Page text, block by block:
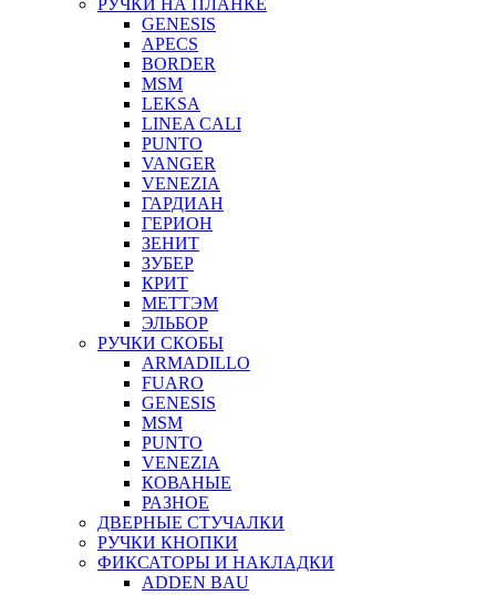
GENESIS
APECS
BORDER
MSM
LEKSA
LINEA CALI
PUNTO
VANGER
VENEZIA
ГАРДИАН
ГЕРИОН
ЗЕНИТ
ЗУБЕР
КРИТ
МЕТТЭМ
ЭЛЬБОР
РУЧКИ СКОБЫ
ARMADILLO
FUARO
GENESIS
MSM
PUNTO
VENEZIA
КОВАНЫЕ
РАЗНОЕ
ДВЕРНЫЕ СТУЧАЛКИ
РУЧКИ КНОПКИ
ФИКСАТОРЫ И НАКЛАДКИ
ADDEN BAU